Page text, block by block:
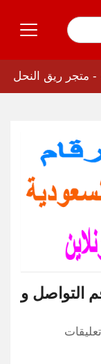
- متجر ريق النحل
التواصل و
تعليقات